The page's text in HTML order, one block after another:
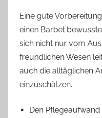
Eine gute
einen Barbet
sich nicht nur vom
freundlichen Wesen
auch die alltäglichen
einzuschätzen.
Den